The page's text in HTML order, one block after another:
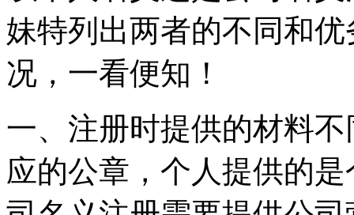
妹特列出两者的不同和
况，一看便知！
一、注册时提供的材料
应的公章，个人提供的